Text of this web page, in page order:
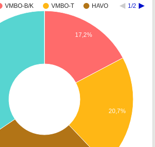
VMBO-B/K VMBO-T HAVO 1/2
17,2%
20,7%